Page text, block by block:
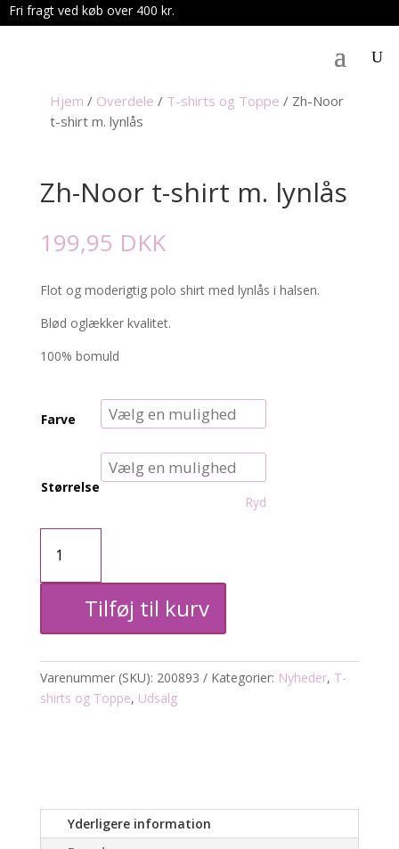
Fri fragt ved køb over 400 kr.
Hjem / Overdele / T-shirts og Toppe / Zh-Noor
t-shirt m. lynlås
Zh-Noor t-shirt m. lynlås
199,95 DKK
Flot og moderigtig polo shirt med lynlås i halsen.
Blød oglækker kvalitet.
100% bomuld
Farve
Størrelse
Ryd
Noor
shirt
m.
Tilføj til kurv
Varenummer (SKU): 200893 Kategorier: Nyheder, T-
shirts og Toppe, Udsalg
Yderligere information